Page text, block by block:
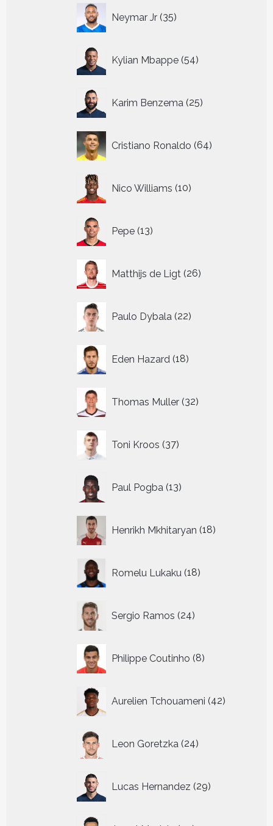
Neymar Jr 35
producten
Kylian Mbappe 54
producten
Karim Benzema 25
producten
Cristiano Ronaldo 64
producten
Nico Williams 10
producten
Pepe 13
producten
Matthijs de Ligt 26
producten
Paulo Dybala 22
producten
Eden Hazard 18
producten
Thomas Muller 32
producten
Toni Kroos 37
producten
Paul Pogba 13
producten
Henrikh Mkhitaryan 18
producten
Romelu Lukaku 18
producten
Sergio Ramos 24
producten
Philippe Coutinho 8
producten
Aurelien Tchouameni 42
producten
Leon Goretzka 24
producten
Lucas Hernandez 29
producten